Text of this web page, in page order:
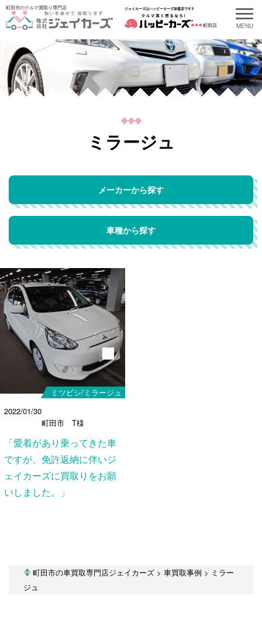
町田市のクルマ買取り専門店 ジェイカーズはハッピーカーズ加盟店です♪
町田店
ミラージュ
メーカーから探す
車種から探す
ミツビシ/ミラージュ
2022/01/30
町田市 T様
「愛着があり乗ってきた車
ですが、免許返納に伴いジ
ェイカーズに買取りをお願
いしました。」
町田市の車買取専門店ジェイカーズ> 車買取事例 > ミラー
ジュ